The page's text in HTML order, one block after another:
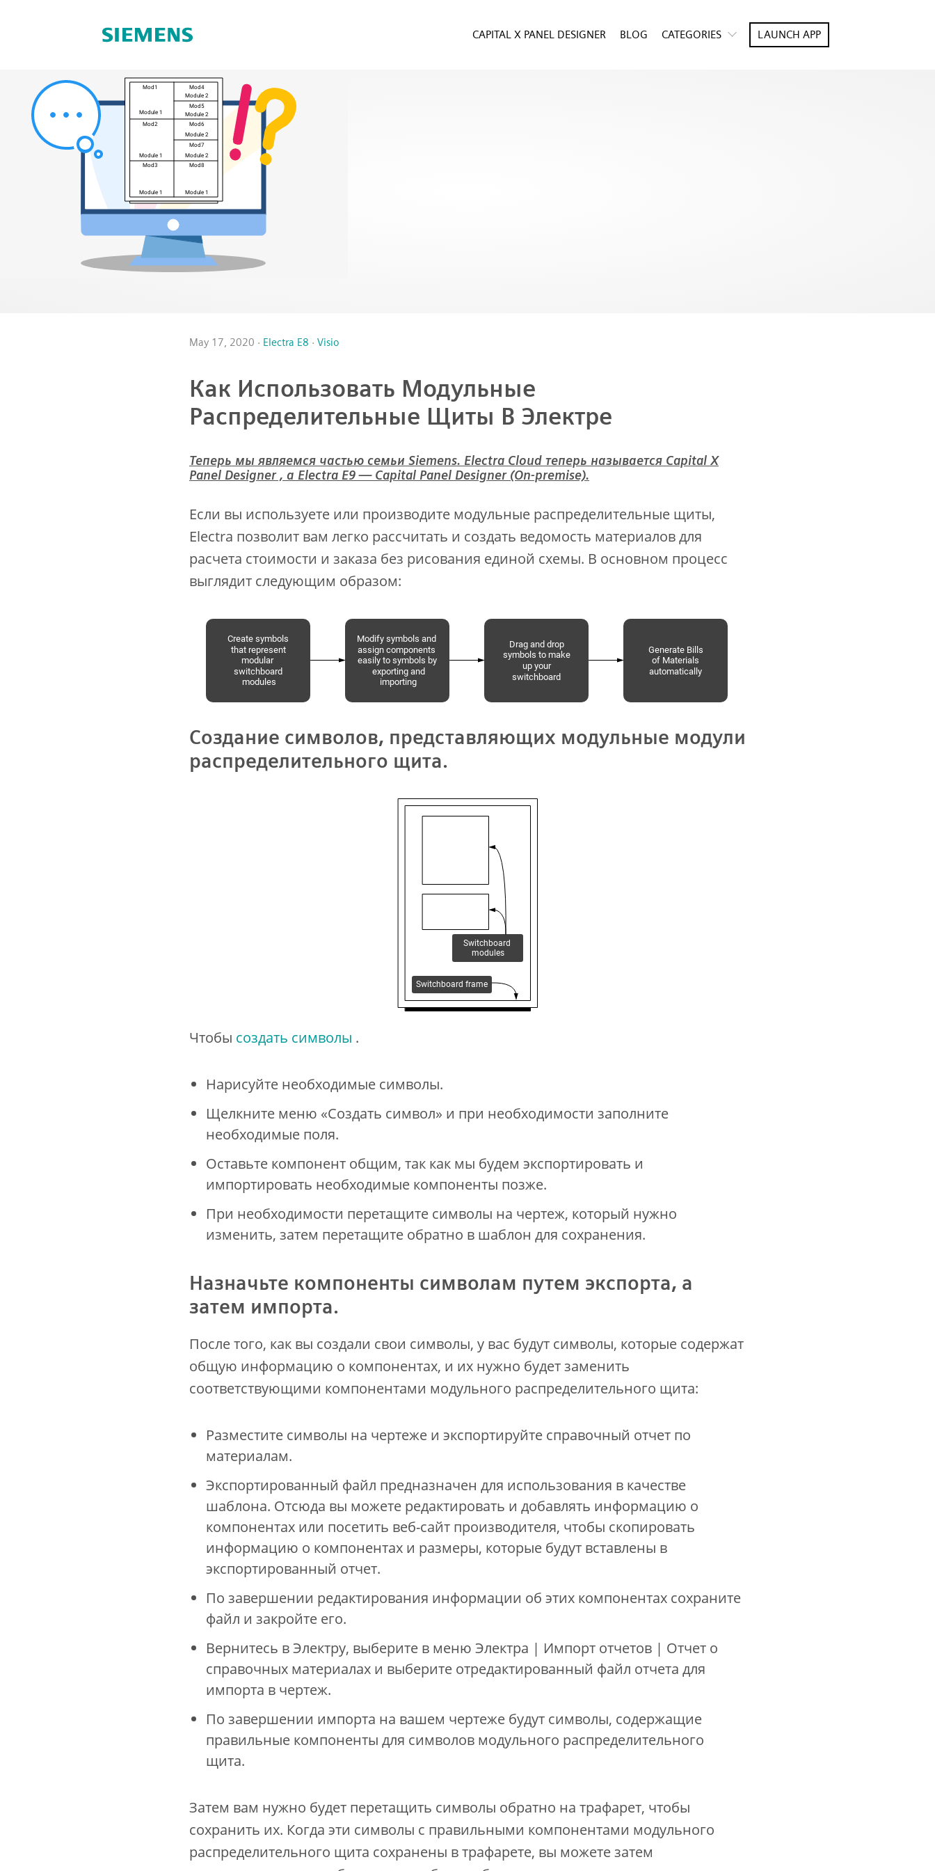
CAPITAL X PANEL DESIGNER BLOG CATEGORIES LAUNCH APP
May 17, 2020 · Electra E8 · Visio
Как Использовать Модульные
Распределительные Щиты В Электре
Теперь мы являемся частью семьи Siemens. Electra Cloud теперь называется Capital X
Panel Designer , а Electra E9 — Capital Panel Designer (On-premise).
Если вы используете или производите модульные распределительные щиты,
Electra позволит вам легко рассчитать и создать ведомость материалов для
расчета стоимости и заказа без рисования единой схемы. В основном процесс
выглядит следующим образом:
Создание символов, представляющих модульные модули
распределительного щита.
Чтобы создать символы .
Нарисуйте необходимые символы.
Щелкните меню «Создать символ» и при необходимости заполните
необходимые поля.
Оставьте компонент общим, так как мы будем экспортировать и
импортировать необходимые компоненты позже.
При необходимости перетащите символы на чертеж, который нужно
изменить, затем перетащите обратно в шаблон для сохранения.
Назначьте компоненты символам путем экспорта, а
затем импорта.
После того, как вы создали свои символы, у вас будут символы, которые содержат
общую информацию о компонентах, и их нужно будет заменить
соответствующими компонентами модульного распределительного щита:
Разместите символы на чертеже и экспортируйте справочный отчет по
материалам.
Экспортированный файл предназначен для использования в качестве
шаблона. Отсюда вы можете редактировать и добавлять информацию о
компонентах или посетить веб-сайт производителя, чтобы скопировать
информацию о компонентах и размеры, которые будут вставлены в
экспортированный отчет.
По завершении редактирования информации об этих компонентах сохраните
файл и закройте его.
Вернитесь в Электру, выберите в меню Электра | Импорт отчетов | Отчет о
справочных материалах и выберите отредактированный файл отчета для
импорта в чертеж.
По завершении импорта на вашем чертеже будут символы, содержащие
правильные компоненты для символов модульного распределительного
щита.
Затем вам нужно будет перетащить символы обратно на трафарет, чтобы
сохранить их. Когда эти символы с правильными компонентами модульного
распределительного щита сохранены в трафарете, вы можете затем